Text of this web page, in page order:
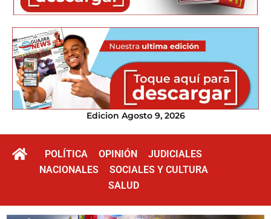
Edicion Agosto 9, 2026
POLÍTICA OPINIÓN
JUDICIALES
NACIONALES
SOCIALES Y CULTURA
SALUD